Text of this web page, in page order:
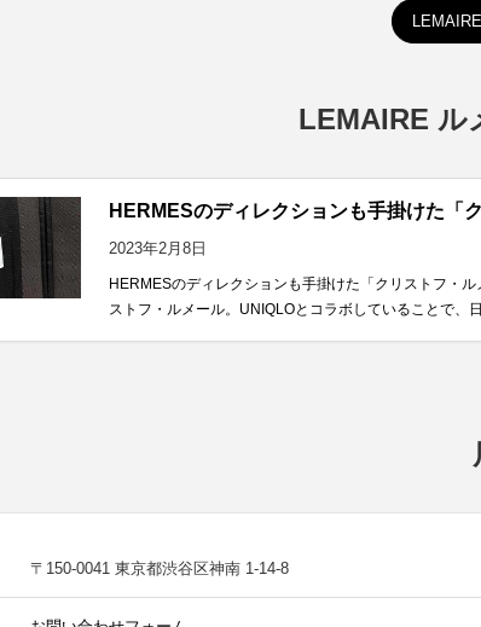
LEMAIRE ル
HERMESのディレクションも手掛けた「
2023年2月8日
HERMESのディレクションも手掛けた「クリストフ・
ストフ・ルメール。UNIQLOとコラボしていることで、
〒150-0041 東京都渋谷区神南 1-14-8